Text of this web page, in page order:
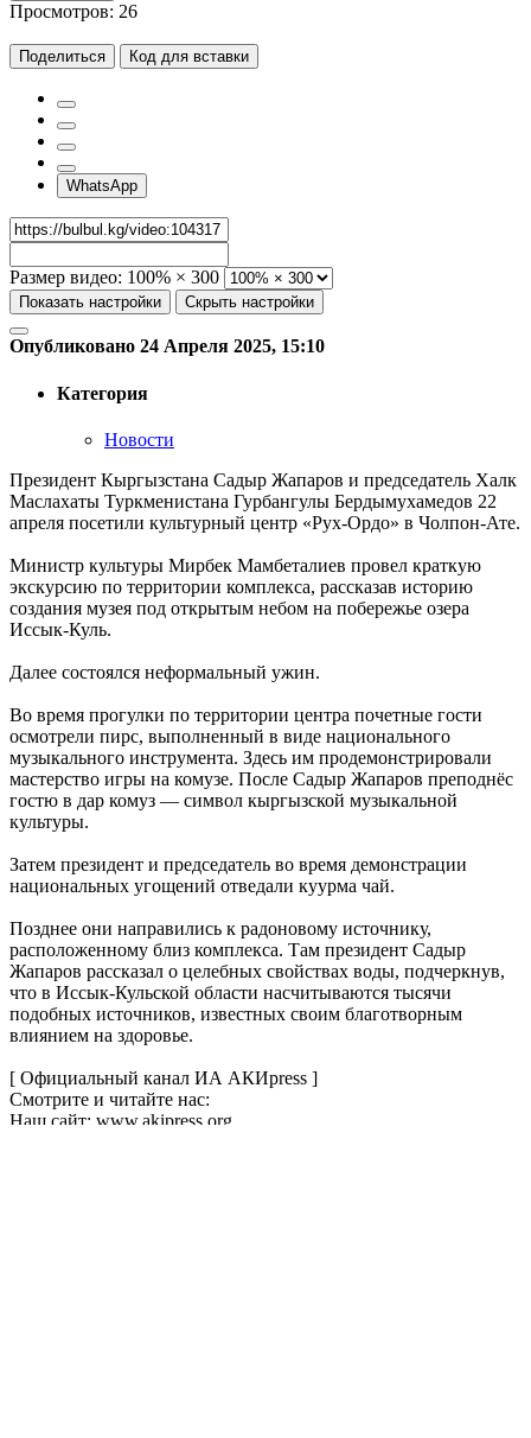
Просмотров: 26
Поделиться Код для вставки
WhatsApp
Размер видео: 100% × 300
Показать настройки Скрыть настройки
Опубликовано 24 Апреля 2025, 15:10
Категория
Новости
Президент Кыргызстана Садыр Жапаров и председатель Халк
Маслахаты Туркменистана Гурбангулы Бердымухамедов 22
апреля посетили культурный центр «Рух-Ордо» в Чолпон-Ате.
Министр культуры Мирбек Мамбеталиев провел краткую
экскурсию по территории комплекса, рассказав историю
создания музея под открытым небом на побережье озера
Иссык-Куль.
Далее состоялся неформальный ужин.
Во время прогулки по территории центра почетные гости
осмотрели пирс, выполненный в виде национального
музыкального инструмента. Здесь им продемонстрировали
мастерство игры на комузе. После Садыр Жапаров преподнёс
гостю в дар комуз — символ кыргызской музыкальной
культуры.
Затем президент и председатель во время демонстрации
национальных угощений отведали куурма чай.
Позднее они направились к радоновому источнику,
расположенному близ комплекса. Там президент Садыр
Жапаров рассказал о целебных свойствах воды, подчеркнув,
что в Иссык-Кульской области насчитываются тысячи
подобных источников, известных своим благотворным
влиянием на здоровье.
[ Официальный канал ИА АКИpress ]
Смотрите и читайте нас:
Наш сайт: www.akipress.org